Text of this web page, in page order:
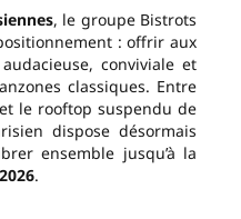
, le groupe Bistrots
: offrir aux
conviviale et
classiques. Entre
le rooftop suspendu de
dispose désormais
ensemble jusqu’à la
.